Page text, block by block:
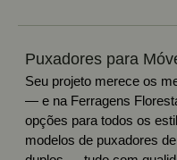
Puxadores para
Seu projeto merece os
— e na Ferragens
opções para todos os
modelos de puxadores